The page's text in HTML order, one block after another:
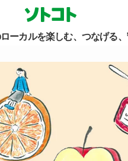
ーカルを楽しむ、つなげる、